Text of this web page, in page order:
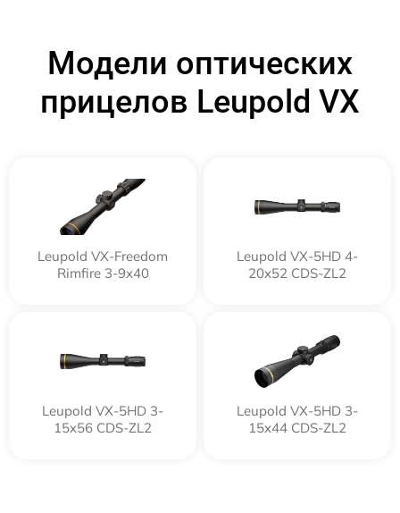
Модели оптических
прицелов Leupold VX
Leupold VX-Freedom
Rimfire 3-9x40
Leupold VX-5HD 4-
20x52 CDS-ZL2
Leupold VX-5HD 3-
15x56 CDS-ZL2
Leupold VX-5HD 3-
15x44 CDS-ZL2